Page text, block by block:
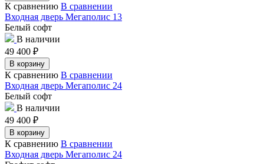
К сравнению В сравнении
Входная дверь Мегаполис 13
Белый софт
В наличии
49 400 ₽
В корзину
К сравнению В сравнении
Входная дверь Мегаполис 24
Белый софт
В наличии
49 400 ₽
В корзину
К сравнению В сравнении
Входная дверь Мегаполис 24